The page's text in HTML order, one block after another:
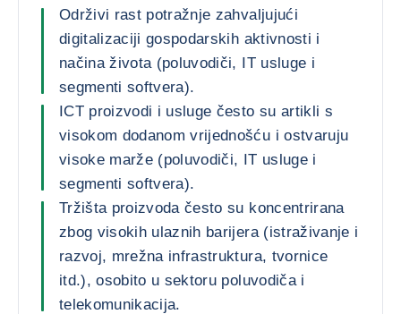
Održivi rast potražnje zahvaljujući
digitalizaciji gospodarskih aktivnosti i
načina života (poluvodiči, IT usluge i
segmenti softvera).
ICT proizvodi i usluge često su artikli s
visokom dodanom vrijednošću i ostvaruju
visoke marže (poluvodiči, IT usluge i
segmenti softvera).
Tržišta proizvoda često su koncentrirana
zbog visokih ulaznih barijera (istraživanje i
razvoj, mrežna infrastruktura, tvornice
itd.), osobito u sektoru poluvodiča i
telekomunikacija.